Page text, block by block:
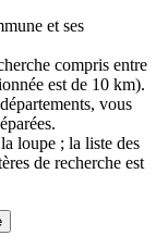
et ses
compris entre
est de 10 km).
vous
loupe ; la liste des
de recherche est